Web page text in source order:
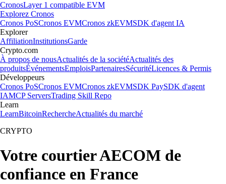
CronosLayer 1 compatible EVM
Explorez Cronos
Cronos PoSCronos EVMCronos zkEVMSDK d'agent IA
Explorer
AffiliationInstitutionsGarde
Crypto.com
À propos de nousActualités de la sociétéActualités des
produitsÉvénementsEmploisPartenairesSécuritéLicences & Permis
Développeurs
Cronos PoSCronos EVMCronos zkEVMSDK PaySDK d'agent
IAMCP ServersTrading Skill Repo
Learn
LearnBitcoinRechercheActualités du marché
CRYPTO
Votre courtier AECOM de
confiance en France